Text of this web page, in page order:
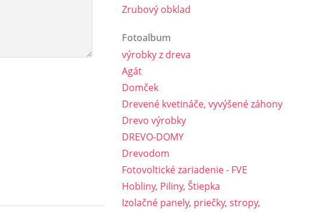
Zrubový obklad
Fotoalbum
výrobky z dreva
Agát
Domček
Drevené kvetináče, vyvýšené záhony
Drevo výrobky
DREVO-DOMY
Drevodom
Fotovoltické zariadenie - FVE
Hobliny, Piliny, Štiepka
Izolačné panely, priečky, stropy,